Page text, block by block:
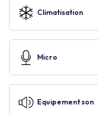
Climatisation
Micro
Equipement son